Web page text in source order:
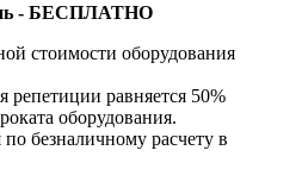
- БЕСПЛАТНО
стоимости оборудования
репетиции равняется 50%
оборудования.
безналичному расчету в